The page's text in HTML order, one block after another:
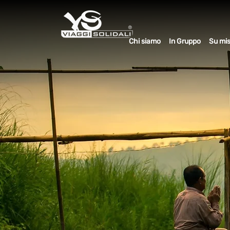
Chi siamo In Gruppo Su